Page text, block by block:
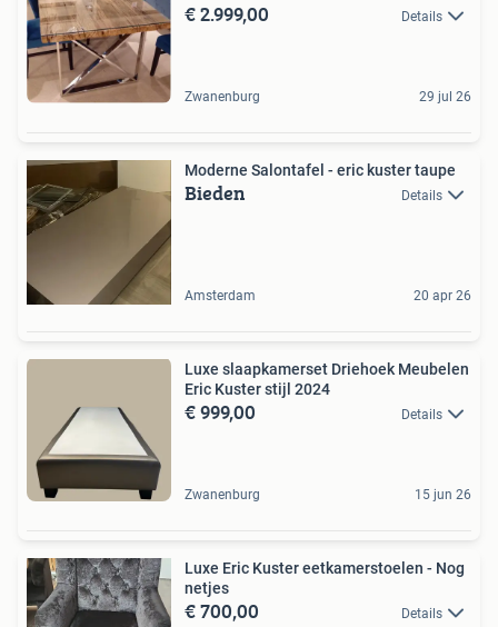
€ 2.999,00 Details
Zwanenburg 29 jul 26
Moderne Salontafel - eric kuster taupe
Bieden Details
Amsterdam 20 apr 26
Luxe slaapkamerset Driehoek Meubelen
Eric Kuster stijl 2024
€ 999,00 Details
Zwanenburg 15 jun 26
Luxe Eric Kuster eetkamerstoelen - Nog
netjes
€ 700,00 Details